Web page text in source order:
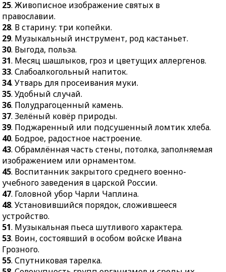
33.Слабоалкогольный
напиток.
34.Утварь для
просеивания муки.
35.Удобный случай.
36.Полудрагоценный
камень.
37.Зелёный ковёр
природы.
39.Поджаренный или
подсушенный ломтик
хлеба.
40.Бодрое, радостное
настроение.
43.Обрамлённая часть
стены, потолка,
заполняемая
изображением или
орнаментом.
45.Воспитанник
закрытого среднего
24.
исследования проблемы
термоядерного синтеза.
26.Очень горячая вода.
27.Девушка или
брак.
31.Оградительное
сооружение,
защищающее акваторию
порта от волн.
32.Приверженец
древней индийской
духовной традиции.
38.Впадина с узкими
41.Гимнастические
упражнения,
25. Живописное изображение святых в
православии.
28. В старину: три копейки.
29. Музыкальный инструмент, род кастаньет.
30. Выгода, польза.
31. Месяц шашлыков, гроз и цветущих аллергенов.
33. Слабоалкогольный напиток.
34. Утварь для просеивания муки.
35. Удобный случай.
36. Полудрагоценный камень.
37. Зелёный ковёр природы.
39. Поджаренный или подсушенный ломтик хлеба.
40. Бодрое, радостное настроение.
43. Обрамлённая часть стены, потолка, заполняемая
изображением или орнаментом.
45. Воспитанник закрытого среднего военно-
учебного заведения в царской России.
47. Головной убор Чарли Чаплина.
48. Установившийся порядок, сложившееся
устройство.
51. Музыкальная пьеса шутливого характера.
53. Воин, состоявший в особом войске Ивана
Грозного.
55. Спутниковая тарелка.